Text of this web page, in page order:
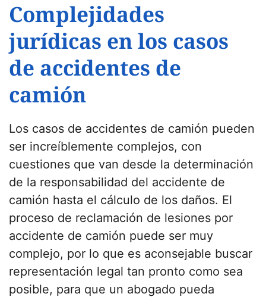
Complejidades
jurídicas en los casos
de accidentes de
camión
Los casos de accidentes de camión pueden
ser increíblemente complejos, con
cuestiones que van desde la determinación
de la responsabilidad del accidente de
camión hasta el cálculo de los daños. El
proceso de reclamación de lesiones por
accidente de camión puede ser muy
complejo, por lo que es aconsejable buscar
representación legal tan pronto como sea
posible, para que un abogado pueda